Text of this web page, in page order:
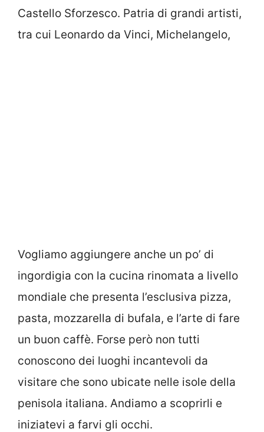
Castello Sforzesco. Patria di grandi artisti,
tra cui Leonardo da Vinci, Michelangelo,
Vogliamo aggiungere anche un po’ di
ingordigia con la cucina rinomata a livello
mondiale che presenta l’esclusiva pizza,
pasta, mozzarella di bufala, e l’arte di fare
un buon caffè. Forse però non tutti
conoscono dei luoghi incantevoli da
visitare che sono ubicate nelle isole della
penisola italiana. Andiamo a scoprirli e
iniziatevi a farvi gli occhi.